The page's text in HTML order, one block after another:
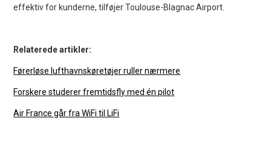
effektiv for kunderne, tilføjer Toulouse-Blagnac Airport.
Relaterede artikler:
Førerløse lufthavnskøretøjer ruller nærmere
Forskere studerer fremtidsfly med én pilot
Air France går fra WiFi til LiFi